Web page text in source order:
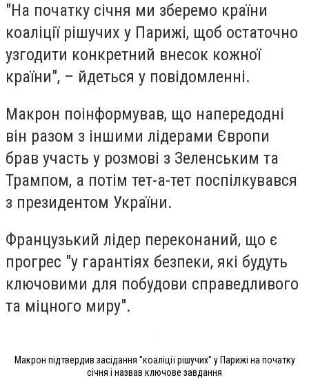
"На початку січня ми зберемо країни
коаліції рішучих у Парижі, щоб остаточно
узгодити конкретний внесок кожної
країни", – йдеться у повідомленні.
Макрон поінформував, що напередодні
він разом з іншими лідерами Європи
брав участь у розмові з Зеленським та
Трампом, а потім тет-а-тет поспілкувався
з президентом України.
Французький лідер переконаний, що є
прогрес "у гарантіях безпеки, які будуть
ключовими для побудови справедливого
та міцного миру".
Макрон підтвердив засідання "коаліції рішучих" у Парижі на початку
січня і назвав ключове завдання